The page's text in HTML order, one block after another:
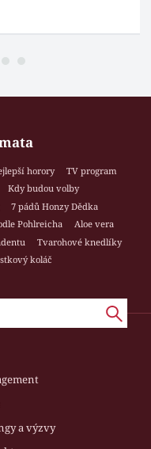
horory
TV program
Kdy budou volby
7 pádů Honzy Dědka
Pohlreicha
Aloe vera
Tvarohové knedlíky
koláč
a výzvy